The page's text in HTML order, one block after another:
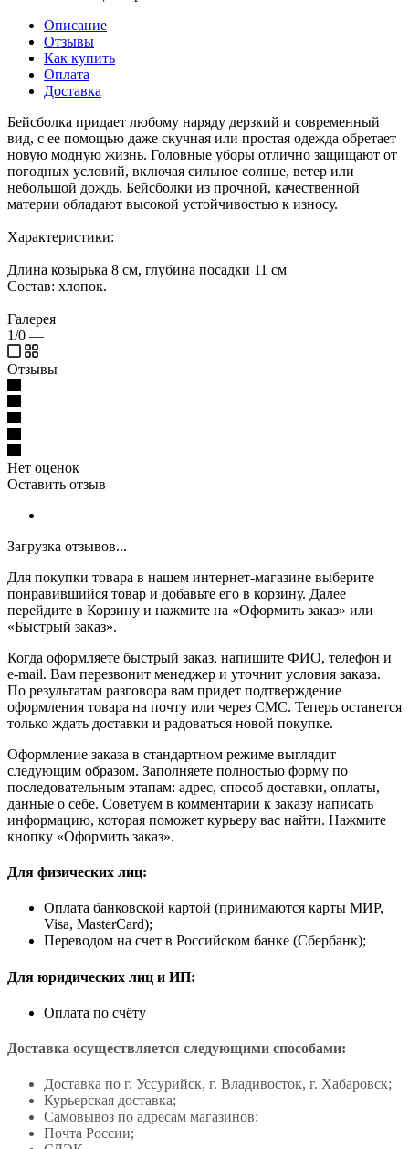
Описание
Отзывы
Как купить
Оплата
Доставка
Бейсболка придает любому наряду дерзкий и современный
вид, с ее помощью даже скучная или простая одежда обретает
новую модную жизнь. Головные уборы отлично защищают от
погодных условий, включая сильное солнце, ветер или
небольшой дождь. Бейсболки из прочной, качественной
материи обладают высокой устойчивостью к износу.
Характеристики:
Длина козырька 8 см, глубина посадки 11 см
Состав: хлопок.
Галерея
1/0 —
Отзывы
Нет оценок
Оставить отзыв
Загрузка отзывов...
Для покупки товара в нашем интернет-магазине выберите
понравившийся товар и добавьте его в корзину. Далее
перейдите в Корзину и нажмите на «Оформить заказ» или
«Быстрый заказ».
Когда оформляете быстрый заказ, напишите ФИО, телефон и
e-mail. Вам перезвонит менеджер и уточнит условия заказа.
По результатам разговора вам придет подтверждение
оформления товара на почту или через СМС. Теперь останется
только ждать доставки и радоваться новой покупке.
Оформление заказа в стандартном режиме выглядит
следующим образом. Заполняете полностью форму по
последовательным этапам: адрес, способ доставки, оплаты,
данные о себе. Советуем в комментарии к заказу написать
информацию, которая поможет курьеру вас найти. Нажмите
кнопку «Оформить заказ».
Для физических лиц:
Оплата банковской картой (принимаются карты МИР,
Visa, MasterCard);
Переводом на счет в Российском банке (Сбербанк);
Для юридических лиц и ИП:
Оплата по счёту
Доставка осуществляется следующими способами:
Доставка по г. Уссурийск, г. Владивосток, г. Хабаровск;
Курьерская доставка;
Самовывоз по адресам магазинов;
Почта России;